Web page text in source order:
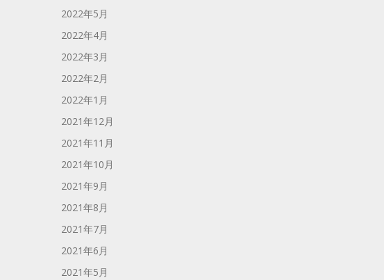
2022年5月
2022年4月
2022年3月
2022年2月
2022年1月
2021年12月
2021年11月
2021年10月
2021年9月
2021年8月
2021年7月
2021年6月
2021年5月